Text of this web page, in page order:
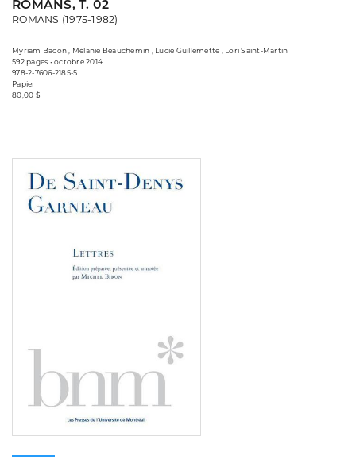
ROMANS, T. 02
ROMANS (1975-1982)
Myriam Bacon , Mélanie Beauchemin , Lucie Guillemette , Lori Saint-Martin
592 pages • octobre 2014
978-2-7606-2185-5
Papier
80,00 $